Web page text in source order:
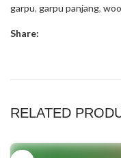
garpu, garpu panjang,
Share:
RELATED